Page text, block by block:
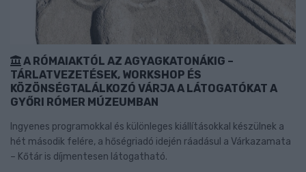
A RÓMAIAKTÓL AZ AGYAGKATONÁKIG –
TÁRLATVEZETÉSEK, WORKSHOP ÉS
KÖZÖNSÉGTALÁLKOZÓ VÁRJA A LÁTOGATÓKAT A
GYŐRI RÓMER MÚZEUMBAN
Ingyenes programokkal és különleges kiállításokkal készülnek a
hét második felére, a hőségriadó idején ráadásul a Várkazamata
– Kőtár is díjmentesen látogatható.